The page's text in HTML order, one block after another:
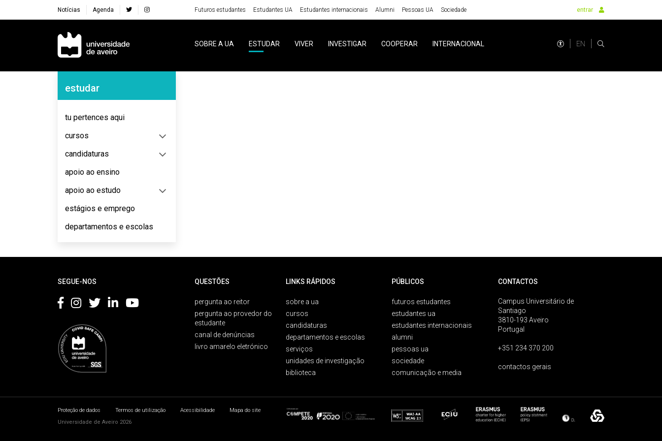
Notícias Agenda Futuros estudantes Estudantes UA Estudantes internacionais Alumni Pessoas UA Sociedade entrar
Navegação Principal
SOBRE A UA ESTUDAR VIVER INVESTIGAR COOPERAR INTERNACIONAL EN
Navegação Lateral
estudar
tu pertences aqui
cursos
candidaturas
apoio ao ensino
apoio ao estudo
estágios e emprego
departamentos e escolas
SEGUE-NOS QUESTÕES
pergunta ao reitor
pergunta ao provedor do
estudante
canal de denúncias
livro amarelo eletrónico
LINKS RÁPIDOS
sobre a ua
cursos
candidaturas
departamentos e escolas
serviços
unidades de investigação
biblioteca
PÚBLICOS
futuros estudantes
estudantes ua
estudantes internacionais
alumni
pessoas ua
sociedade
comunicação e media
CONTACTOS
Campus Universitário de
Santiago
3810-193 Aveiro
Portugal
+351 234 370 200
contactos gerais
Proteção de dados Termos de utilização Acessibilidade
Mapa do site
Universidade de Aveiro 2026